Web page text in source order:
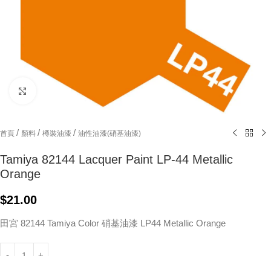
Click to enlarge
首頁 / 顏料 / 樽裝油漆 / 油性油漆(硝基油漆)
Tamiya 82144 Lacquer Paint LP-44 Metallic
Orange
$21.00
田宮 82144 Tamiya Color 硝基油漆 LP44 Metallic Orange